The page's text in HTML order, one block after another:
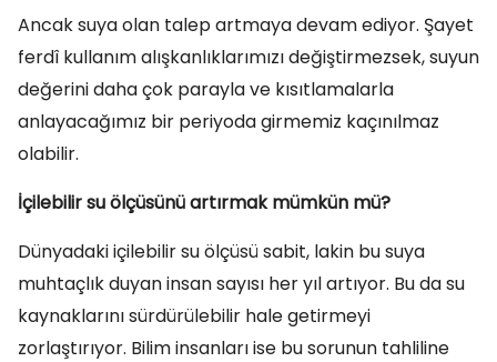
Ancak suya olan talep artmaya devam ediyor. Şayet
ferdî kullanım alışkanlıklarımızı değiştirmezsek, suyun
değerini daha çok parayla ve kısıtlamalarla
anlayacağımız bir periyoda girmemiz kaçınılmaz
olabilir.
İçilebilir su ölçüsünü artırmak mümkün mü?
Dünyadaki içilebilir su ölçüsü sabit, lakin bu suya
muhtaçlık duyan insan sayısı her yıl artıyor. Bu da su
kaynaklarını sürdürülebilir hale getirmeyi
zorlaştırıyor. Bilim insanları ise bu sorunun tahliline